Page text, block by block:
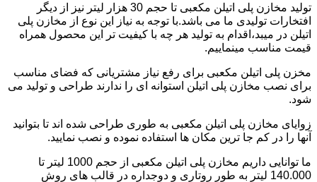
تولید مخازن پلی اتیلن مکعبی تا حجم 30 هزار لیتر نیز از دیگر
افتخارات تولیدی ما می باشد.با توجه به نیاز این نوع از مخازن پلی
اتیلن در میبد،اقدام به تولید هر چه با کیفیت تر این محصول همراه
قیمت مناسب مینماییم.
مخزن پلی اتیلن مکعبی برای رفع نیاز مشتریانی که فضای مناسب
برای نصب مخازن پلی اتیلن استوانه ای را ندارند طراحی و تولید می
شود.
زوایای مخازن پلی اتیلن مکعبی به طوری طراحی شده اند تا بتوانید
آنها را در کم جا ترین مکان ها استفاده نموده و نصب نمایید.
ما توانایی داریم مخازن پلی اتیلن مکعبی از حجم 1000 لیتر تا
140.000 لیتر به طور روتاری و دوجداره در قالب های روش